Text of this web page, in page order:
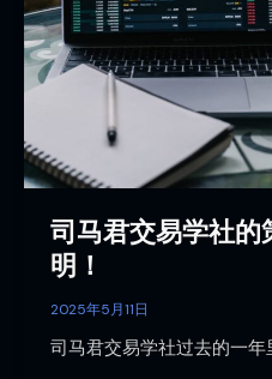
司马君交易学社的
明！
2025年5月11日
司马君交易学社过去的一年
学
社
的
情
报
务
说